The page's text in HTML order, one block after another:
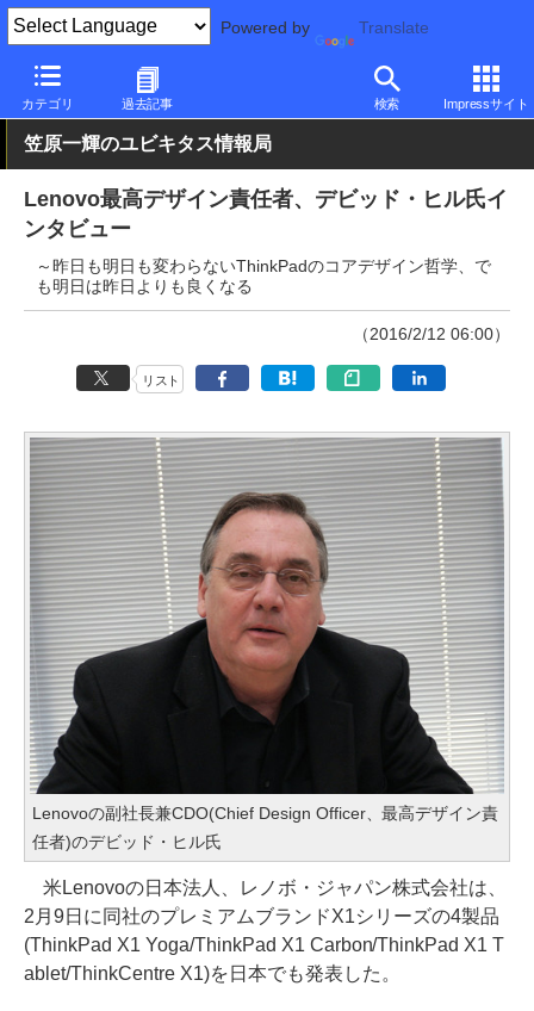
Powered by Translate
カテゴリ 過去記事 検索 Impressサイト
PC Watch パソコン/タブレット/スマートフォン モバイルノート
笠原一輝のユビキタス情報局
Lenovo最高デザイン責任者、デビッド・ヒル氏イ
ンタビュー
～昨日も明日も変わらないThinkPadのコアデザイン哲学、で
も明日は昨日よりも良くなる
（2016/2/12 06:00）
リスト
Lenovoの副社長兼CDO(Chief Design Officer、最高デザイン責
任者)のデビッド・ヒル氏
米Lenovoの日本法人、レノボ・ジャパン株式会社は、
2月9日に同社のプレミアムブランドX1シリーズの4製品
(ThinkPad X1 Yoga/ThinkPad X1 Carbon/ThinkPad X1 T
ablet/ThinkCentre X1)を日本でも発表した。